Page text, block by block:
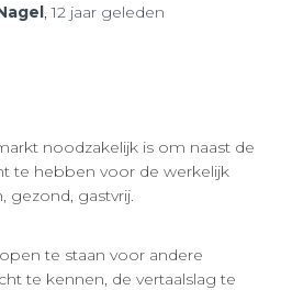
,12 jaar geleden
noodzakelijk is om naast de
te hebben voor de werkelijk
gezond, gastvrij.
te staan voor andere
te kennen, de vertaalslag te